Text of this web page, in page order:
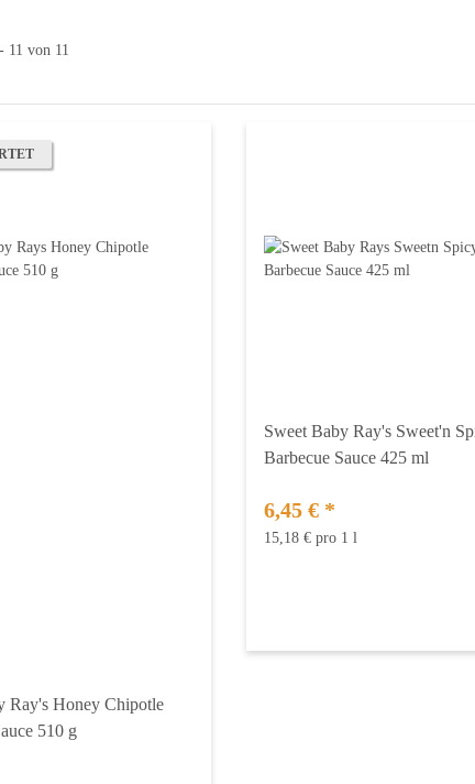
11 von 11
Ray's Honey Chipotle
510 g
Sweet Baby Ray's Sweet'n
Barbecue Sauce 425 ml
6,45 € *
15,18 € pro 1 l